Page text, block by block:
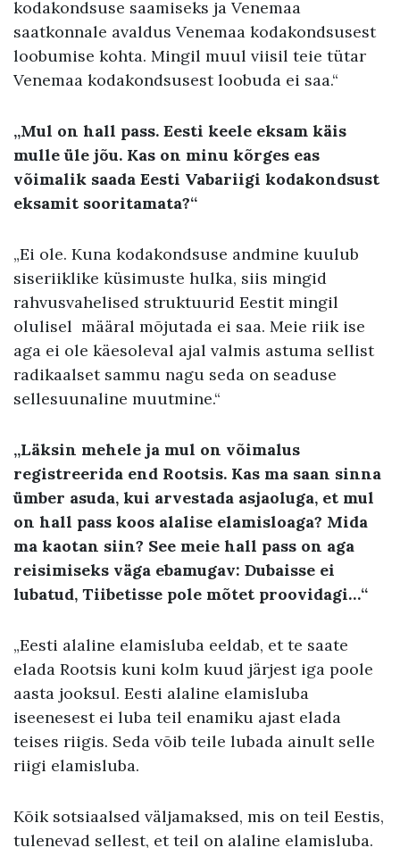
kodakondsuse saamiseks ja Venemaa
saatkonnale avaldus Venemaa kodakondsusest
loobumise kohta. Mingil muul viisil teie tütar
Venemaa kodakondsusest loobuda ei saa.“
„Mul on hall pass. Eesti keele eksam käis
mulle üle jõu. Kas on minu kõrges eas
võimalik saada Eesti Vabariigi kodakondsust
eksamit sooritamata?“
„Ei ole. Kuna kodakondsuse andmine kuulub
siseriiklike küsimuste hulka, siis mingid
rahvusvahelised struktuurid Eestit mingil
olulisel määral mõjutada ei saa. Meie riik ise
aga ei ole käesoleval ajal valmis astuma sellist
radikaalset sammu nagu seda on seaduse
sellesuunaline muutmine.“
„Läksin mehele ja mul on võimalus
registreerida end Rootsis. Kas ma saan sinna
ümber asuda, kui arvestada asjaoluga, et mul
on hall pass koos alalise elamisloaga? Mida
ma kaotan siin? See meie hall pass on aga
reisimiseks väga ebamugav: Dubaisse ei
lubatud, Tiibetisse pole mõtet proovidagi…“
„Eesti alaline elamisluba eeldab, et te saate
elada Rootsis kuni kolm kuud järjest iga poole
aasta jooksul. Eesti alaline elamisluba
iseenesest ei luba teil enamiku ajast elada
teises riigis. Seda võib teile lubada ainult selle
riigi elamisluba.
Kõik sotsiaalsed väljamaksed, mis on teil Eestis,
tulenevad sellest, et teil on alaline elamisluba.